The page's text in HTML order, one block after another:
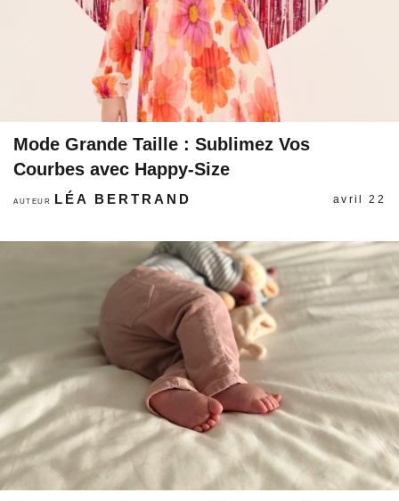
Mode Grande Taille : Sublimez Vos
Courbes avec Happy-Size
AUTEUR LÉA BERTRAND avril 22